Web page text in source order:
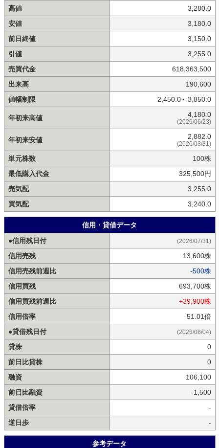
高値
3,280.0
安値
3,180.0
前日終値
3,150.0
引値
3,255.0
売買代金
618,363,500
出来高
190,600
値幅制限
2,450.0～3,850.0
年初来高値 4,180.0
(2026/06/23)
年初来安値 2,882.0
(2026/03/31)
単元株数
100株
最低購入代金
325,500円
売気配
3,255.0
買気配
3,240.0
信用・貸借データ
●信用残日付
(2026/07/31)
信用売残
13,600株
信用売残前週比
-500株
信用買残
693,700株
信用買残前週比
+39,900株
信用倍率
51.01倍
●貸借残日付
(2026/08/04)
貸株
0
前日比貸株
0
融資
106,100
前日比融資
-1,500
貸借倍率
-
逆日歩
-
参考データ